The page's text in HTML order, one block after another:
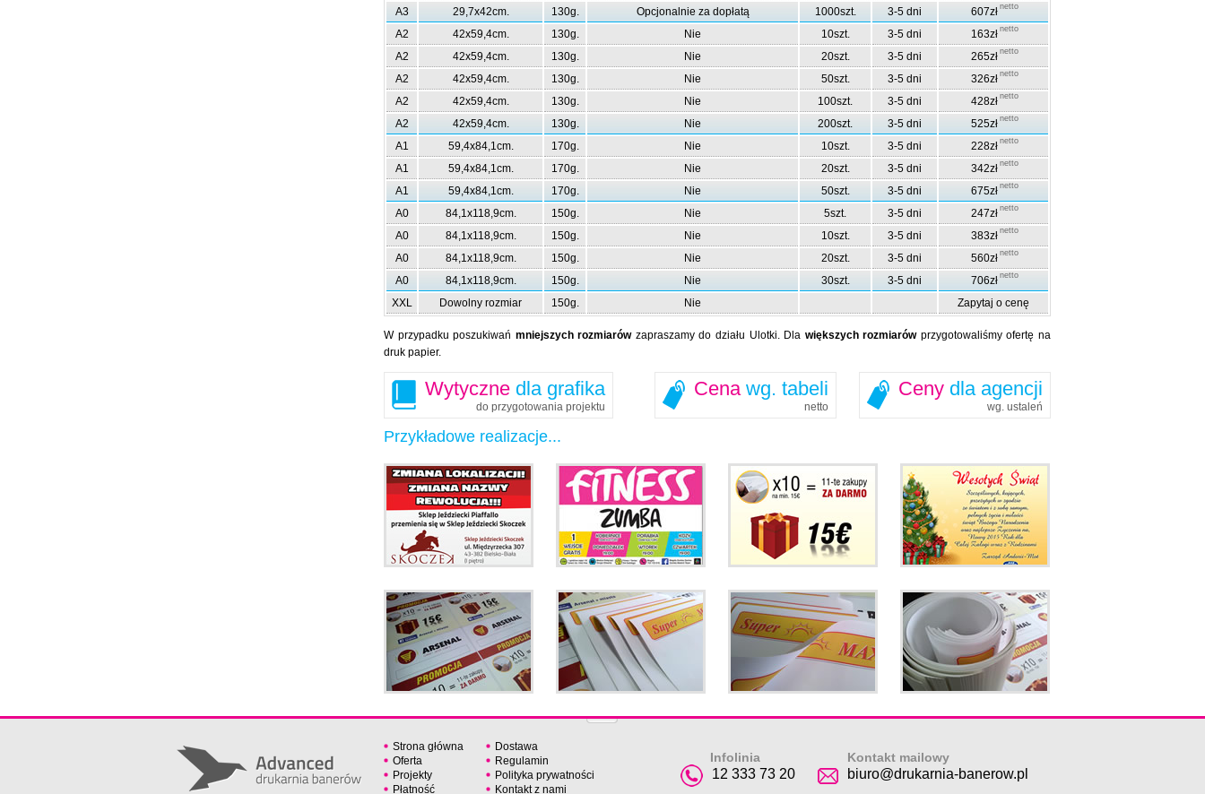
A3 29,7x42cm. 130g. Opcjonalnie za dopłatą 1000szt. 3-5 dni 607zł netto
A2 42x59,4cm. 130g. Nie 10szt. 3-5 dni 163zł netto
A2 42x59,4cm. 130g. Nie 20szt. 3-5 dni 265zł netto
A2 42x59,4cm. 130g. Nie 50szt. 3-5 dni 326zł netto
A2 42x59,4cm. 130g. Nie 100szt. 3-5 dni 428zł netto
A2 42x59,4cm. 130g. Nie 200szt. 3-5 dni 525zł netto
A1 59,4x84,1cm. 170g. Nie 10szt. 3-5 dni 228zł netto
A1 59,4x84,1cm. 170g. Nie 20szt. 3-5 dni 342zł netto
A1 59,4x84,1cm. 170g. Nie 50szt. 3-5 dni 675zł netto
A0 84,1x118,9cm. 150g. Nie 5szt. 3-5 dni 247zł netto
A0 84,1x118,9cm. 150g. Nie 10szt. 3-5 dni 383zł netto
A0 84,1x118,9cm. 150g. Nie 20szt. 3-5 dni 560zł netto
A0 84,1x118,9cm. 150g. Nie 30szt. 3-5 dni 706zł netto
XXL Dowolny rozmiar 150g. Nie Zapytaj o cenę
W przypadku poszukiwań mniejszych rozmiarówzapraszamy do działu Ulotki. Dla większych rozmiarówprzygotowaliśmy ofertę na
druk papier.
Wytyczne dla grafika
do przygotowania projektu
Ceny dla agencji
wg. ustaleń
Cena wg. tabeli
netto
Przykładowe realizacje...
Strona główna
Oferta
Projekty
Płatność
Dostawa
Regulamin
Polityka prywatności
Kontakt z nami
Kontakt mailowy
biuro@drukarnia-banerow.pl
Infolinia
12 333 73 20